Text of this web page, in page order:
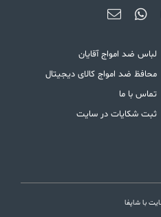
لباس ضد امواج آقایان
محافظ ضد امواج کالای دیجیتال
تماس با ما
ثبت شکایات در سایت
با شاپفا